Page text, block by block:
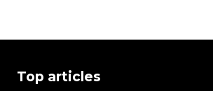
Top articles